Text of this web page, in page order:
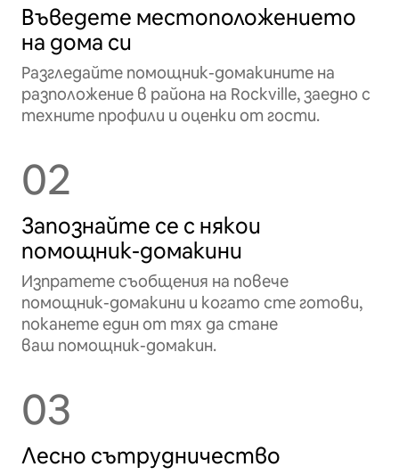
Въведете местоположението
на дома си
Разгледайте помощник-домакините на
разположение в района на Rockville, заедно с
техните профили и оценки от гости.
02
Запознайте се с някои
помощник-домакини
Изпратете съобщения на повече
помощник-домакини и когато сте готови,
поканете един от тях да стане
ваш помощник-домакин.
03
Лесно сътрудничество